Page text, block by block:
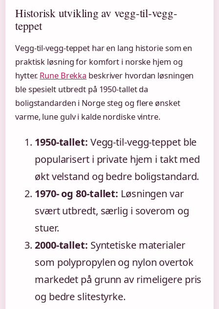
Historisk utvikling av vegg-til-vegg-
teppet
Vegg-til-vegg-teppet har en lang historie som en
praktisk løsning for komfort i norske hjem og
hytter. Rune Brekka beskriver hvordan løsningen
ble spesielt utbredt på 1950-tallet da
boligstandarden i Norge steg og flere ønsket
varme, lune gulv i kalde nordiske vintre.
1950-tallet: Vegg-til-vegg-teppet ble
popularisert i private hjem i takt med
økt velstand og bedre boligstandard.
1970- og 80-tallet: Løsningen var
svært utbredt, særlig i soverom og
stuer.
2000-tallet: Syntetiske materialer
som polypropylen og nylon overtok
markedet på grunn av rimeligere pris
og bedre slitestyrke.